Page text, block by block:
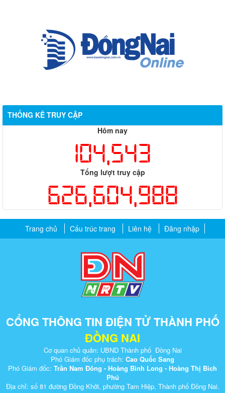
THỐNG KÊ TRUY CẬP
Hôm nay
104,543
Tổng lượt truy cập
626,604,988
Trang chủ Cấu trúc trang Liên hệ Đăng nhập
CỔNG THÔNG TIN ĐIỆN TỬ THÀNH PHỐ
ĐỒNG NAI
Cơ quan chủ quản: UBND Thành phố Đồng Nai
Phó Giám đốc phụ trách: Cao Quốc Sang
Phó Giám đốc: Trần Nam Đông - Hoàng Bình Long - Hoàng Thị Bích
Phú
Địa chỉ: số 81 đường Đồng Khởi, phường Tam Hiệp, Thành phố Đồng Nai.